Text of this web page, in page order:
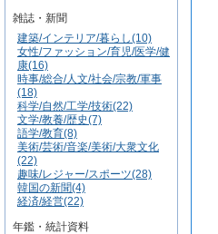
雑誌・新聞
建築/インテリア/暮らし(10)
女性/ファッション/育児/医学/健
康(16)
時事/総合/人文/社会/宗教/軍事
(18)
科学/自然/工学/技術(22)
文学/教養/歴史(7)
語学/教育(8)
美術/芸術/音楽/美術/大衆文化
(22)
趣味/レジャー/スポーツ(28)
韓国の新聞(4)
経済/経営(22)
年鑑・統計資料